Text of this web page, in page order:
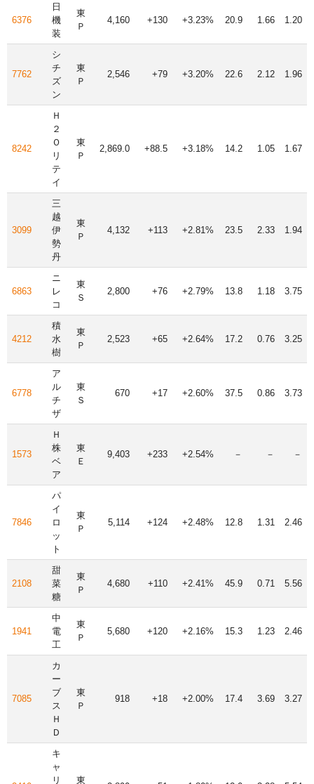
6376
日
機
装
東
Ｐ
4,160 +130 +3.23% 20.9 1.66 1.20
7762
シ
チ
ズ
ン
東
Ｐ
2,546 +79 +3.20% 22.6 2.12 1.96
8242
Ｈ
２
Ｏ
リ
テ
イ
東
Ｐ
2,869.0 +88.5 +3.18% 14.2 1.05 1.67
3099
三
越
伊
勢
丹
東
Ｐ
4,132 +113 +2.81% 23.5 2.33 1.94
6863
ニ
レ
コ
東
Ｓ
2,800 +76 +2.79% 13.8 1.18 3.75
4212
積
水
樹
東
Ｐ
2,523 +65 +2.64% 17.2 0.76 3.25
6778
ア
ル
チ
ザ
東
Ｓ
670 +17 +2.60% 37.5 0.86 3.73
1573
Ｈ
株
ベ
ア
東
Ｅ
9,403 +233 +2.54% － － －
7846
パ
イ
ロ
ッ
ト
東
Ｐ
5,114 +124 +2.48% 12.8 1.31 2.46
2108
甜
菜
糖
東
Ｐ
4,680 +110 +2.41% 45.9 0.71 5.56
1941
中
電
工
東
Ｐ
5,680 +120 +2.16% 15.3 1.23 2.46
7085
カ
ー
ブ
ス
Ｈ
Ｄ
東
Ｐ
918 +18 +2.00% 17.4 3.69 3.27
キ
ャ
リ
東